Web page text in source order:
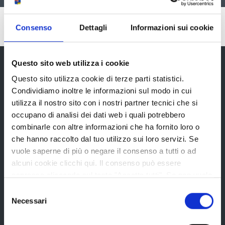
Consenso Dettagli Informazioni sui cookie
Questo sito web utilizza i cookie
Questo sito utilizza cookie di terze parti statistici.
Condividiamo inoltre le informazioni sul modo in cui
utilizza il nostro sito con i nostri partner tecnici che si
occupano di analisi dei dati web i quali potrebbero
combinarle con altre informazioni che ha fornito loro o
che hanno raccolto dal tuo utilizzo sui loro servizi. Se
vuole saperne di più o negare il consenso a tutti o ad
alcuni cookie clicchi qui. Il consenso può essere
tasto "Rifiuta".
delNecessari
Ultima modifica: 10 Giugno 2008
Provincia di Reggio Emilia
La Provincia